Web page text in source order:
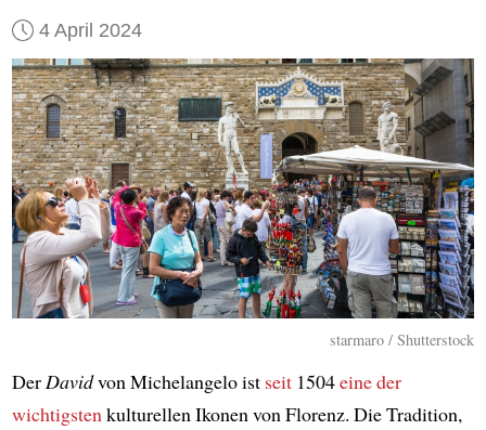
4 April 2024
starmaro / Shutterstock
Der Davidvon Michelangelo ist seit1504eine der
wichtigsten kulturellen Ikonen von Florenz. Die Tradition,